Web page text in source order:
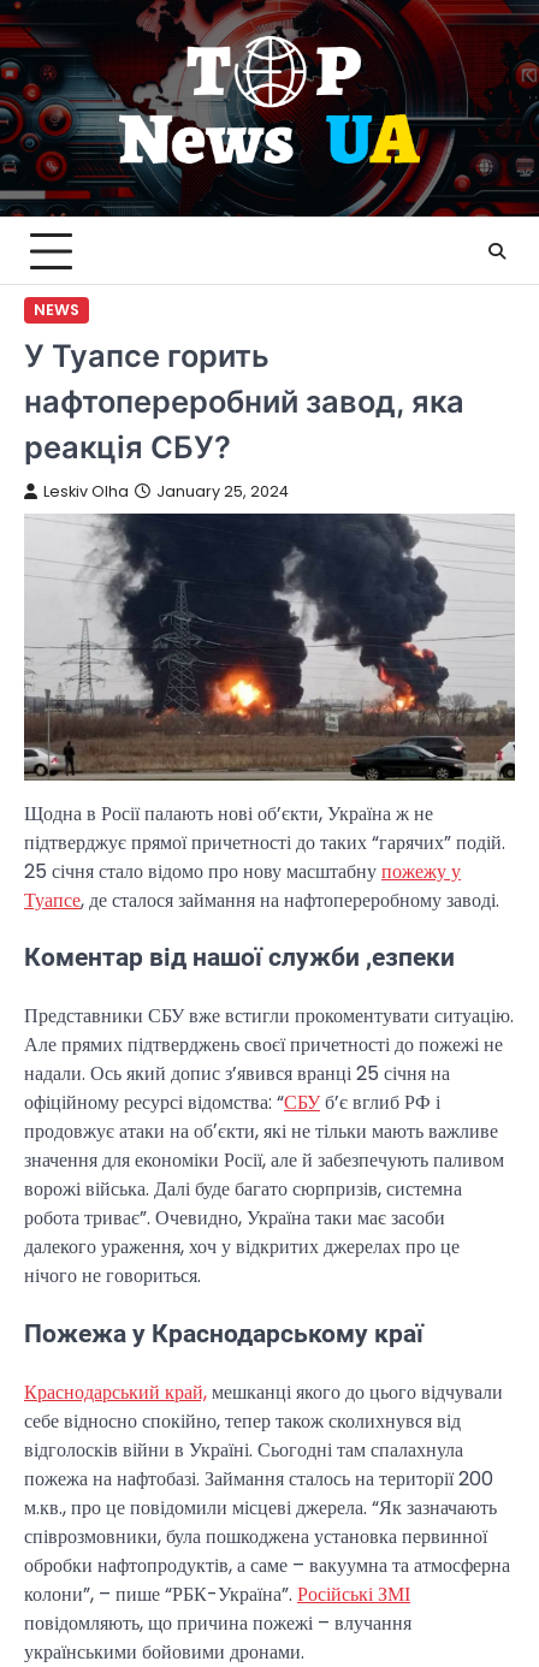
Skip
to
content
NEWS
У Туапсе горить
нафтопереробний завод, яка
реакція СБУ?
Leskiv Olha January 25, 2024
Щодна в Росії палають нові об’єкти, Україна ж не
підтверджує прямої причетності до таких “гарячих” подій.
25 січня стало відомо про нову масштабнупожежу у
Туапсе, де сталося займання на нафтопереробному заводі.
Коментар від нашої служби ,езпеки
Представники СБУ вже встигли прокоментувати ситуацію.
Але прямих підтверджень своєї причетності до пожежі не
надали. Ось який допис з’явився вранці 25 січня на
офіційному ресурсі відомства: “СБУб’є вглиб РФ і
продовжує атаки на обʼєкти, які не тільки мають важливе
значення для економіки Росії, але й забезпечують паливом
ворожі війська. Далі буде багато сюрпризів, системна
робота триває”. Очевидно, Україна таки має засоби
далекого ураження, хоч у відкритих джерелах про це
нічого не говориться.
Пожежа у Краснодарському краї
Краснодарський край,мешканці якого до цього відчували
себе відносно спокійно, тепер також сколихнувся від
відголосків війни в Україні. Сьогодні там спалахнула
пожежа на нафтобазі. Займання сталось на території 200
м.кв., про це повідомили місцеві джерела. “Як зазначають
співрозмовники, була пошкоджена установка первинної
обробки нафтопродуктів, а саме – вакуумна та атмосферна
колони”, – пише “РБК-Україна”. Російські ЗМІ
повідомляють, що причина пожежі – влучання
українськими бойовими дронами.